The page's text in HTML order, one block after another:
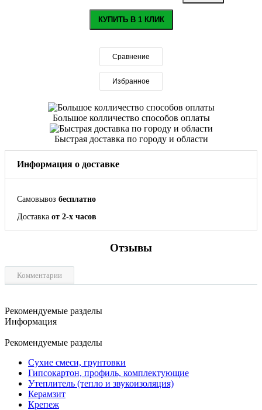
КУПИТЬ В 1 КЛИК
Сравнение
Избранное
Большое колличество способов оплаты
Быстрая доставка по городу и области
Информация о доставке
Самовывоз бесплатно
Доставка от 2-х часов
Отзывы
Комментарии
Рекомендуемые разделы
Информация
Рекомендуемые разделы
Сухие смеси, грунтовки
Гипсокартон, профиль, комплектующие
Утеплитель (тепло и звукоизоляция)
Керамзит
Крепеж